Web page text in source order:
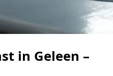
in Geleen –